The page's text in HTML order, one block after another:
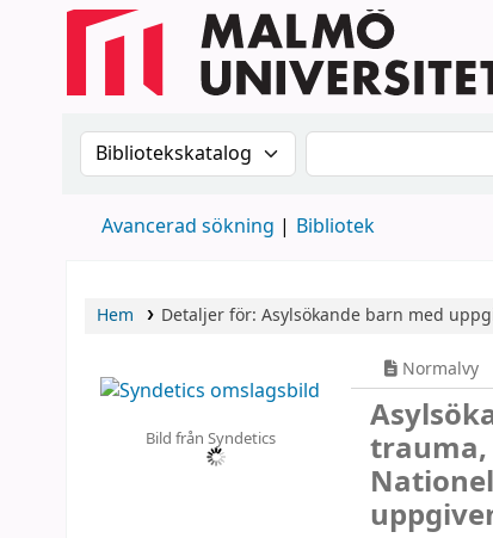
Sök i katalogen efter:Sök i katalogen
Avancerad sökning Bibliotek
Hem Detaljer för: Asylsökande barn med
Bild från Syndetics
Normalvy